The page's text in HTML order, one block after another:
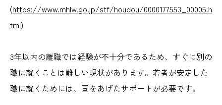
(https://www.mhlw.go.jp/stf/houdou/0000177553_00005.h
tml)
3年以内の離職では経験が不十分であるため、すぐに別の
職に就くことは難しい現状があります。若者が安定した
職に就くためには、国をあげたサポートが必要です。